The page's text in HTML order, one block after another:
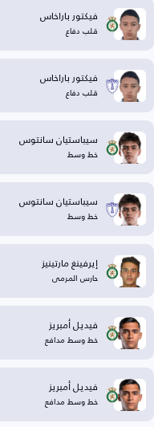
فيكتور باراخاس
قلب دفاع
فيكتور باراخاس
قلب دفاع
سيباستيان سانتوس
خط وسط
سيباستيان سانتوس
خط وسط
إيرفينغ مارتينيز
حارس المرمى
فيديل أمبريز
خط وسط مدافع
فيديل أمبريز
خط وسط مدافع